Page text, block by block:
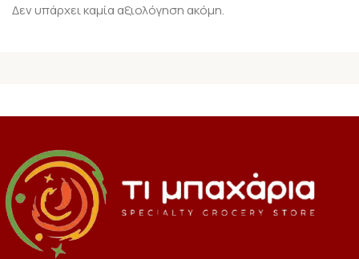
Δεν υπάρχει καμία αξιολόγηση ακόμη.